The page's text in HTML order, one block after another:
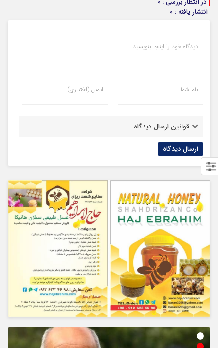
در انتظار بررسی : 0
انتشار یافته : 0
دیدگاه خود را اینجا بنویسید
نام شما ایمیل (اختیاری)
قوانین ارسال دیدگاه